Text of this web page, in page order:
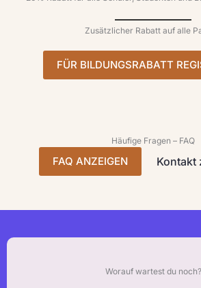
Zusätzlicher Rabatt auf alle
FÜR BILDUNGSRABATT
Häufige Fragen – FAQ
FAQ ANZEIGEN Kontakt
Worauf wartest du noch?